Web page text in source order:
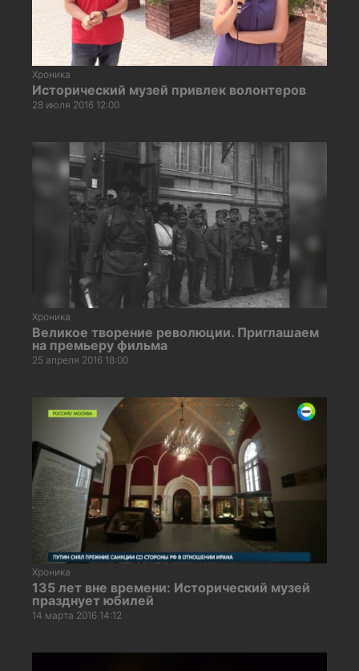
Хроника
Исторический музей привлек волонтеров
28 июля 2016 12:00
Хроника
Великое творение революции. Приглашаем
на премьеру фильма
25 апреля 2016 18:00
Хроника
135 лет вне времени: Исторический музей
празднует юбилей
14 марта 2016 14:12